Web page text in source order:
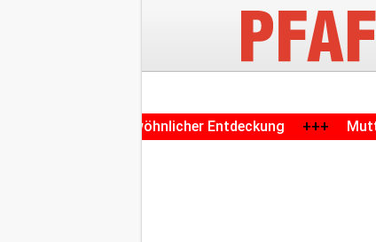
Entdeckung +++ Mutter und ihre